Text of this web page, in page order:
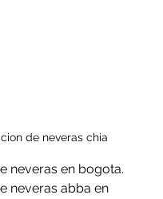
de neveras chia
neveras en bogota.
neveras abba en